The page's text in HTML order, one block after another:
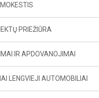
PRIEŽIŪRA
IR APDOVANOJIMAI
LENGVIEJI AUTOMOBILIAI